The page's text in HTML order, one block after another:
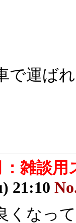
で運ば
：雑談
21:10
くなっ